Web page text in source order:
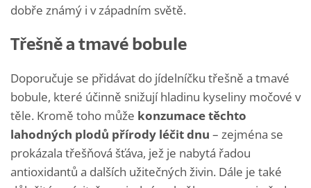
dobře známý i v západním světě.
Třešně a tmavé bobule
Doporučuje se přidávat do jídelníčku třešně a tmavé
bobule, které účinně snižují hladinu kyseliny močové v
těle. Kromě toho může konzumace těchto
lahodných plodů přírody léčit dnu – zejména se
prokázala třešňová šťáva, jež je nabytá řadou
antioxidantů a dalších užitečných živin. Dále je také